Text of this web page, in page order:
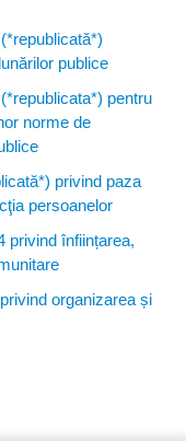
publice
pentru
norme de
privind paza
persoanelor
privind înființarea,
organizarea și